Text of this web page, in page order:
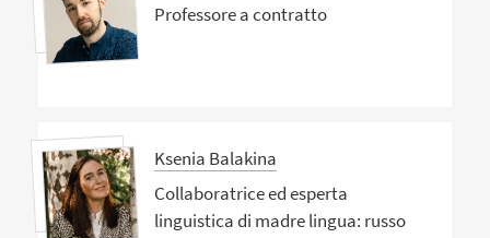
Professore a contratto
Ksenia Balakina
Collaboratrice ed esperta
linguistica di madre lingua: russo